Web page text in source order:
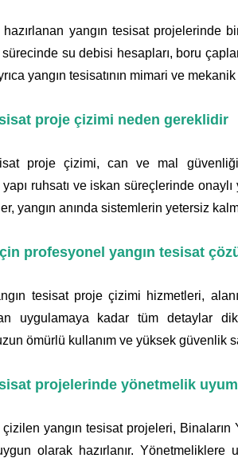
hazırlanan yangın tesisat projelerinde
sürecinde su debisi hesapları, boru
yangın tesisatının mimari ve
proje çizimi neden gereklidir
proje çizimi, can ve mal
yapı ruhsatı ve iskan süreçlerinde
yangın anında sistemlerin yetersiz
profesyonel yangın tesisat
tesisat proje çizimi hizmetleri,
uygulamaya kadar tüm detaylar
ömürlü kullanım ve yüksek güvenlik
projelerinde yönetmelik
çizilen yangın tesisat projeleri,
olarak hazırlanır.